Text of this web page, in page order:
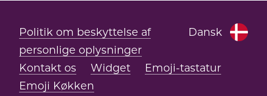
Dansk
Politik om beskyttelse af
personlige oplysninger
Kontakt os
Widget
Emoji-tastatur
Emoji Køkken